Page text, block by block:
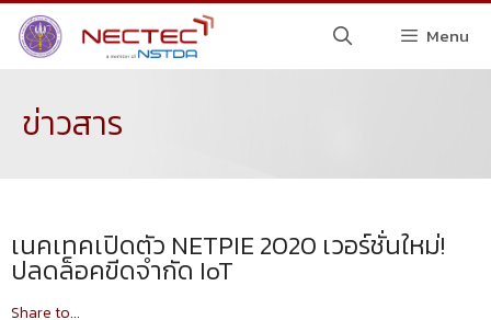
Menu
ข่าวสาร
เนคเทคเปิดตัว NETPIE 2020 เวอร์ชั่นใหม่!
ปลดล็อคขีดจำกัด IoT
Share to...